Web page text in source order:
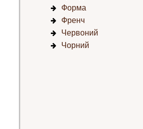
Форма
Френч
Червоний
Чорний